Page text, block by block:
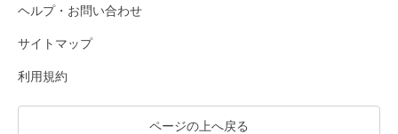
ヘルプ・お問い合わせ
サイトマップ
利用規約
ページの上へ戻る